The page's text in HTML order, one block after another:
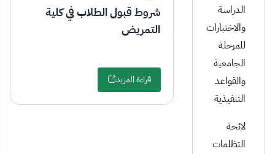
الدراسة
والاختبارات
للمرحلة
الجامعية
والقواعد
التنفيذية
لائحة
التظلمات
شروط قبول الطلاب في كلية
التمريض
قراءة المزيد